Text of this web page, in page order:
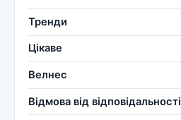
Тренди
Цікаве
Велнес
Відмова від відповідальності